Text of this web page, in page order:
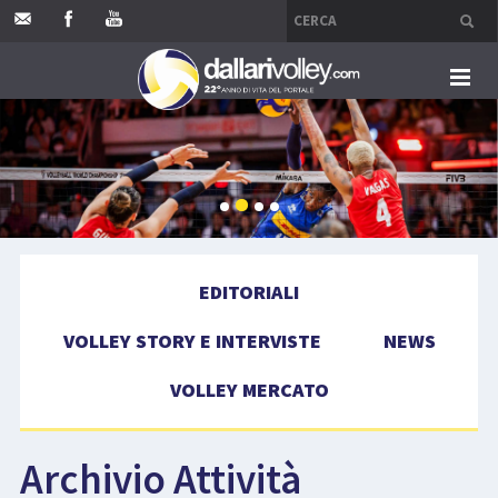
HOME
EDITORIALI
VOLLEY MERCATO
COMPETIZIONI
EVENTI
EDITORIALI
VOLLEY STORY E INTERVISTE
NEWS
VOLLEY MERCATO
Archivio Attività